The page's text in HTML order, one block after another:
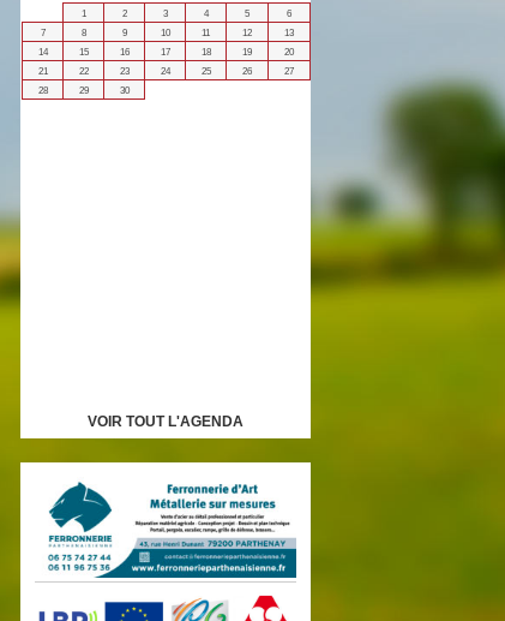
1
2 3 4 5
6
7
8 9 10 11 12
13
14
15 16 17 18 19
20
21
22 23 24 25 26
27
28
29 30
VOIR TOUT L'AGENDA